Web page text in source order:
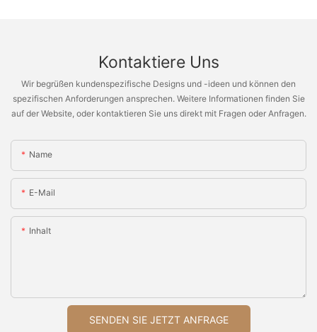
Kontaktiere Uns
Wir begrüßen kundenspezifische Designs und -ideen und können den
spezifischen Anforderungen ansprechen. Weitere Informationen finden Sie
auf der Website, oder kontaktieren Sie uns direkt mit Fragen oder Anfragen.
Name
E-Mail
Inhalt
SENDEN SIE JETZT ANFRAGE